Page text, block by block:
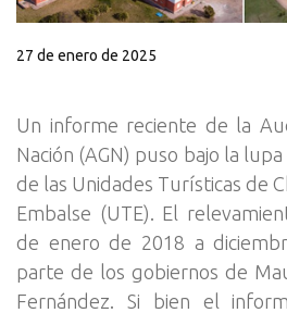
27 de enero de 2025
Un informe reciente de la
Nación (AGN) puso bajo la
de las Unidades Turísticas de
Embalse (UTE). El
de enero de 2018 a
parte de los gobiernos de
Fernández. Si bien el